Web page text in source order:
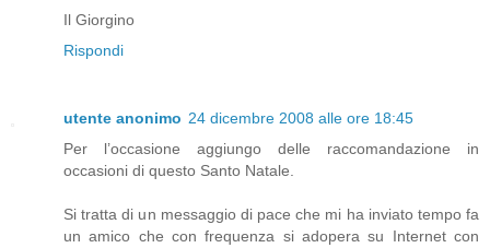
Il Giorgino
Rispondi
utente anonimo 24 dicembre 2008 alle ore 18:45
Per l’occasione aggiungo delle raccomandazione in
occasioni di questo Santo Natale.
Si tratta di un messaggio di pace che mi ha inviato tempo fa
un amico che con frequenza si adopera su Internet con